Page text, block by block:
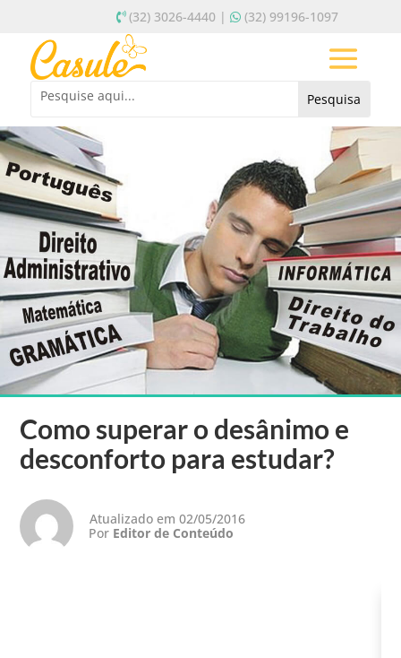
(32) 3026-4440 | (32) 99196-1097
Como superar o desânimo e
desconforto para estudar?
Atualizado em 02/05/2016
Por Editor de Conteúdo